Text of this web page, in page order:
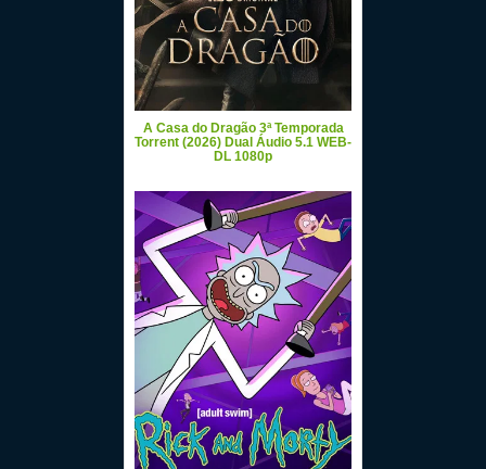
A Casa do Dragão 3ª Temporada
Torrent (2026) Dual Áudio 5.1 WEB-
DL 1080p